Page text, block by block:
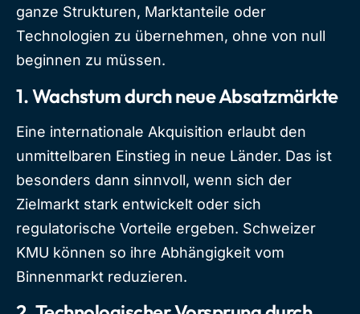
ganze Strukturen, Marktanteile oder
Technologien zu übernehmen, ohne von null
beginnen zu müssen.
1.Wachstum durch neue Absatzmärkte
Eine internationale Akquisition erlaubt den
unmittelbaren Einstieg in neue Länder. Das ist
besonders dann sinnvoll, wenn sich der
Zielmarkt stark entwickelt oder sich
regulatorische Vorteile ergeben. Schweizer
KMU können so ihre Abhängigkeit vom
Binnenmarkt reduzieren.